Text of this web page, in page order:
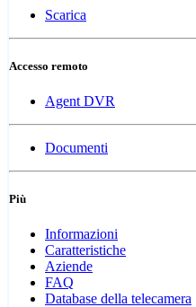
Scarica
Accesso remoto
Agent DVR
Documenti
Più
Informazioni
Caratteristiche
Aziende
FAQ
Database della telecamera